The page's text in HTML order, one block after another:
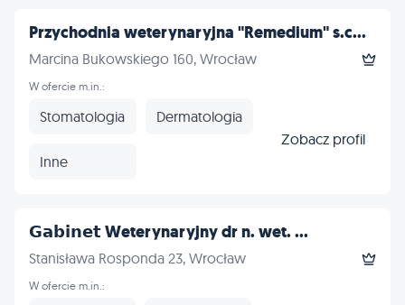
Przychodnia weterynaryjna "Remedium" s.c...
Marcina Bukowskiego 160, Wrocław
W ofercie m.in.:
Stomatologia Dermatologia
Inne
Zobacz profil
𝗚𝗮𝗯𝗶𝗻𝗲𝘁 Weterynaryjny dr n. wet. ...
Stanisława Rosponda 23, Wrocław
W ofercie m.in.: